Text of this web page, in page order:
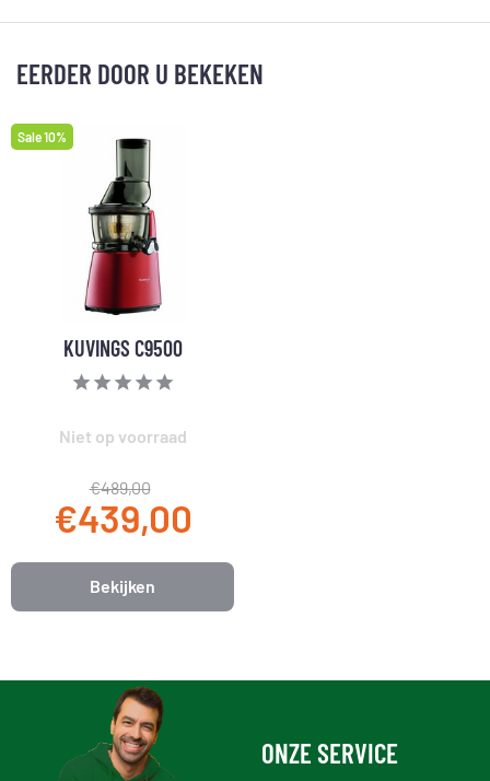
EERDER DOOR U BEKEKEN
Sale 10%
KUVINGS C9500
Niet op voorraad
€489,00
€439,00
Bekijken
ONZE SERVICE